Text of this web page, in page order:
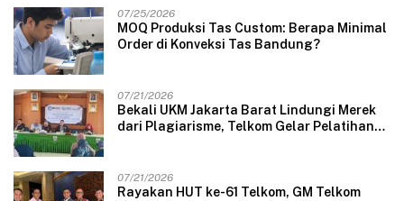
07/25/2026
MOQ Produksi Tas Custom: Berapa Minimal
Order di Konveksi Tas Bandung?
07/21/2026
Bekali UKM Jakarta Barat Lindungi Merek
dari Plagiarisme, Telkom Gelar Pelatihan
07/21/2026
Rayakan HUT ke-61 Telkom, GM Telkom